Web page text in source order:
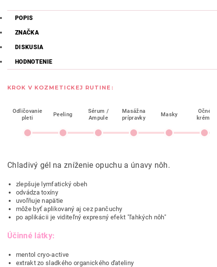
POPIS
ZNAČKA
DISKUSIA
HODNOTENIE
KROK V KOZMETICKEJ RUTINE:
Odličovanie
pleti
Peeling
Sérum /
Ampule
Masážna
prípravky
Masky
Očné
krémy
Chladivý gél na zníženie opuchu a únavy nôh.
zlepšuje lymfatický obeh
odvádza toxíny
uvoľňuje napätie
môže byť aplikovaný aj cez pančuchy
po aplikácii je viditeľný expresný efekt "ľahkých nôh"
Účinné látky:
mentol cryo-active
extrakt zo sladkého organického ďateliny